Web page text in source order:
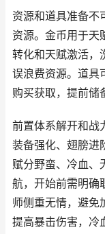
资源和道具准备不
资源。金币用于天
转化和天赋激活，
误浪费资源。道具
购买获取，提前储
前置体系解开和战
装备强化、翅膀进
赋分野蛮、冷血、
航，开始前需明确
师侧重无情，避免
提高暴击伤害，冷